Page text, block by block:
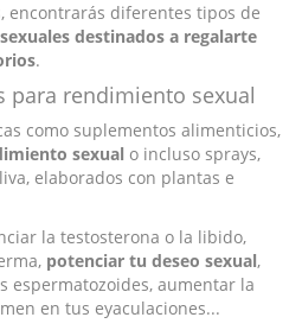
encontrarás diferentes tipos de
destinados a regalarte
.
para rendimiento sexual
como suplementos alimenticios,
sexual o incluso sprays,
elaborados con plantas e
la testosterona o la libido,
potenciar tu deseo sexual,
espermatozoides, aumentar la
en tus eyaculaciones...